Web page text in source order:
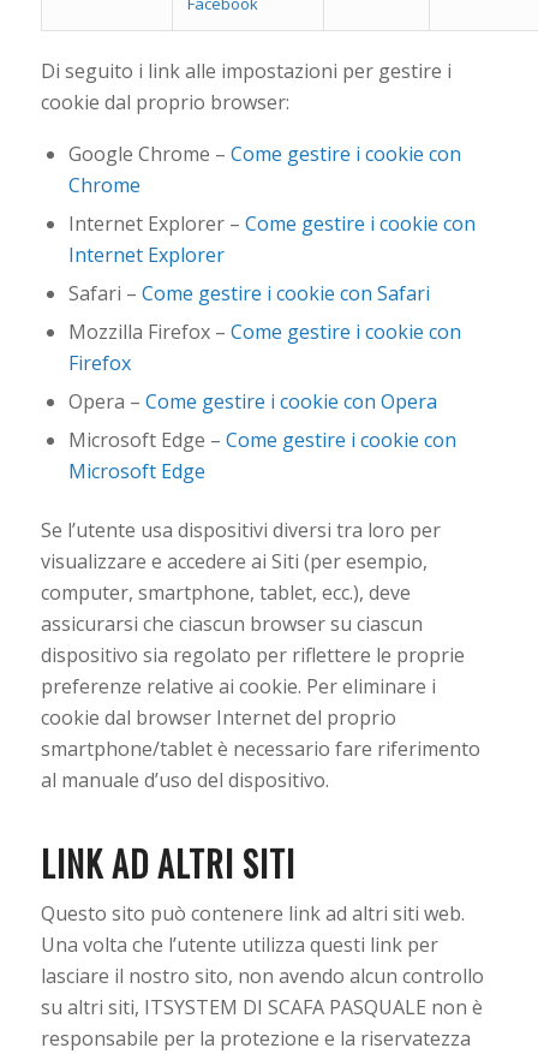
Di seguito i link alle impostazioni per gestire i
cookie dal proprio browser:
Google Chrome – Come gestire i cookie con
Chrome
Internet Explorer – Come gestire i cookie con
Internet Explorer
Safari – Come gestire i cookie con Safari
Mozzilla Firefox – Come gestire i cookie con
Firefox
Opera – Come gestire i cookie con Opera
Microsoft Edge – Come gestire i cookie con
Microsoft Edge
Se l’utente usa dispositivi diversi tra loro per
visualizzare e accedere ai Siti (per esempio,
computer, smartphone, tablet, ecc.), deve
assicurarsi che ciascun browser su ciascun
dispositivo sia regolato per riflettere le proprie
preferenze relative ai cookie. Per eliminare i
cookie dal browser Internet del proprio
smartphone/tablet è necessario fare riferimento
al manuale d’uso del dispositivo.
LINK AD ALTRI SITI
Questo sito può contenere link ad altri siti web.
Una volta che l’utente utilizza questi link per
lasciare il nostro sito, non avendo alcun controllo
su altri siti, ITSYSTEM DI SCAFA PASQUALE non è
responsabile per la protezione e la riservatezza